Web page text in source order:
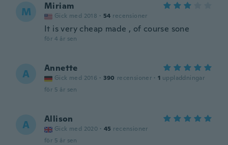
M Miriam
Gick med 2018 · 54 recensioner
It is very cheap made , of course sone
för 4 år sen
A Annette
Gick med 2016 · 390 recensioner · 1 uppladdningar
för 5 år sen
A Allison
Gick med 2020 · 45 recensioner
för 5 år sen